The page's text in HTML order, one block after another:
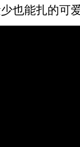
也能扎的可